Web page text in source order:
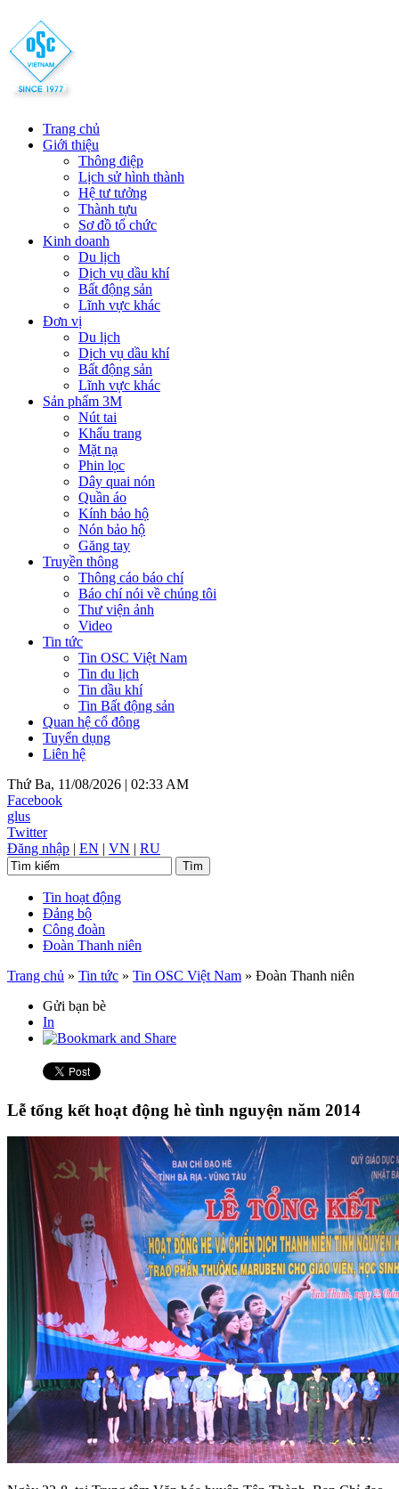
Trang chủ
Giới thiệu
Thông điệp
Lịch sử hình thành
Hệ tư tưởng
Thành tựu
Sơ đồ tổ chức
Kinh doanh
Du lịch
Dịch vụ dầu khí
Bất động sản
Lĩnh vực khác
Đơn vị
Du lịch
Dịch vụ dầu khí
Bất động sản
Lĩnh vực khác
Sản phẩm 3M
Nút tai
Khẩu trang
Mặt nạ
Phin lọc
Dây quai nón
Quần áo
Kính bảo hộ
Nón bảo hộ
Găng tay
Truyền thông
Thông cáo báo chí
Báo chí nói về chúng tôi
Thư viện ảnh
Video
Tin tức
Tin OSC Việt Nam
Tin du lịch
Tin dầu khí
Tin Bất động sản
Quan hệ cổ đông
Tuyển dụng
Liên hệ
Thứ Ba, 11/08/2026 | 02:33 AM
Facebook
glus
Twitter
Đăng nhập | EN | VN | RU
Tin hoạt động
Đảng bộ
Công đoàn
Đoàn Thanh niên
Trang chủ » Tin tức » Tin OSC Việt Nam » Đoàn Thanh niên
Gửi bạn bè
In
Lễ tổng kết hoạt động hè tình nguyện năm 2014